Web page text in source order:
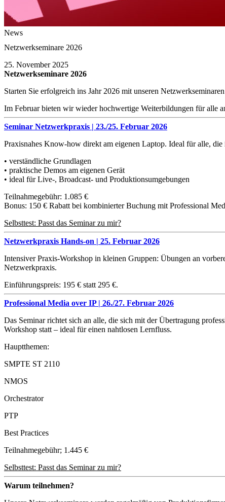
News
Netzwerkseminare 2026
25. November 2025
Netzwerkseminare 2026
Starten Sie erfolgreich ins Jahr 2026 mit unseren
Im Februar bieten wir wieder hochwertige Weiterbildungen für alle
Seminar Netzwerkpraxis | 23./25. Februar 2026
Praxisnahes Know-how direkt am eigenen Laptop. Ideal für alle,
• verständliche Grundlagen
• praktische Demos am eigenen Gerät
• ideal für Live-, Broadcast- und Produktionsumgebungen
Teilnahmegebühr: 1.085 €
Bonus: 150 € Rabatt bei kombinierter Buchung mit Professional
Selbsttest: Passt das Seminar zu mir?
Netzwerkpraxis Hands-on | 25. Februar 2026
Intensiver Praxis-Workshop in kleinen Gruppen: Übungen an
Netzwerkpraxis.
Einführungspreis: 195 € statt 295 €.
Professional Media over IP | 26./27. Februar 2026
Das Seminar richtet sich an alle, die sich mit der Übertragung
Workshop statt – ideal für einen nahtlosen Lernfluss.
Hauptthemen:
SMPTE ST 2110
NMOS
Orchestrator
PTP
Best Practices
Teilnahmegebühr; 1.445 €
Selbsttest: Passt das Seminar zu mir?
Warum teilnehmen?